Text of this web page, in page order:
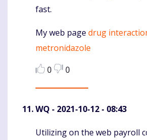
fast.
My web page drug
metronidazole
0
0
WQ - 2021-10-12 - 08:43
Komentaras
Utilizing on the web payroll